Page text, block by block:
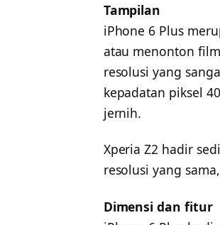
Tampilan
iPhone 6 Plus
atau menonton
resolusi yang
kepadatan piksel
jernih.
Xperia Z2 hadir
resolusi yang
Dimensi dan fitur